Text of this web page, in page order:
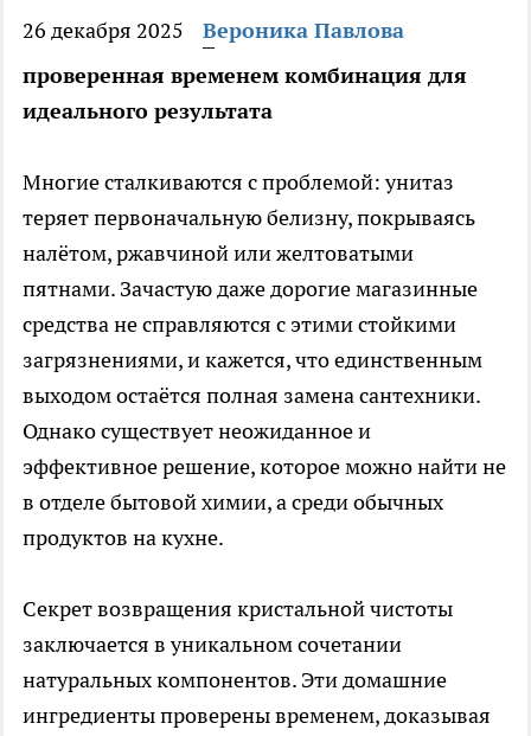
26 декабря 2025
Вероника Павлова
проверенная временем комбинация для
идеального результата
Многие сталкиваются с проблемой: унитаз
теряет первоначальную белизну, покрываясь
налётом, ржавчиной или желтоватыми
пятнами. Зачастую даже дорогие магазинные
средства не справляются с этими стойкими
загрязнениями, и кажется, что единственным
выходом остаётся полная замена сантехники.
Однако существует неожиданное и
эффективное решение, которое можно найти не
в отделе бытовой химии, а среди обычных
продуктов на кухне.
Секрет возвращения кристальной чистоты
заключается в уникальном сочетании
натуральных компонентов. Эти домашние
ингредиенты проверены временем, доказывая